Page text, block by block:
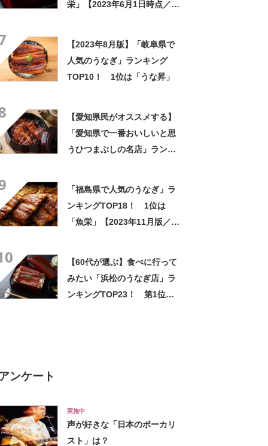
栄」【2023年6月1日時点／
【2023年8月版】「岐阜県で
人気のうなぎ」ランキング
TOP10！ 1位は「うな昇」
【愛知県民がオススメする】
「愛知県で一番おいしいと思
うひつまぶしの名店」ランキ
「福島県で人気のうなぎ」ラ
ンキングTOP18！ 1位は
「魚栄」【2023年11月版／
【60代が選ぶ】食べに行って
みたい「浜松のうなぎ店」ラ
ンキングTOP23！ 第1位は
ンケート
実施中
声が好きな「日本のボーカリ
スト」は？